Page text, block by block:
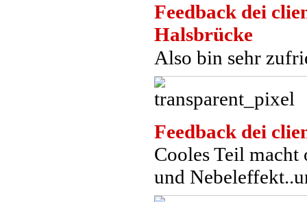
Feedback dei
Halsbrücke
Also bin sehr
Feedback dei
Cooles Teil
und